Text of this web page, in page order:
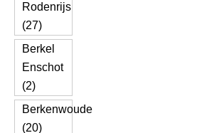
Rodenrijs
(27)
Berkel
Enschot
(2)
Berkenwoude
(20)